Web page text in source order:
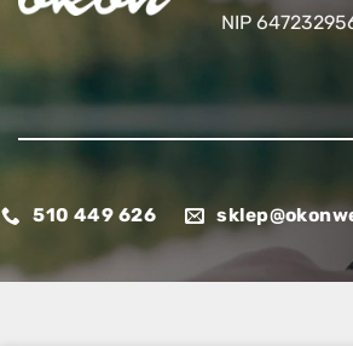
NIP
510 449 626